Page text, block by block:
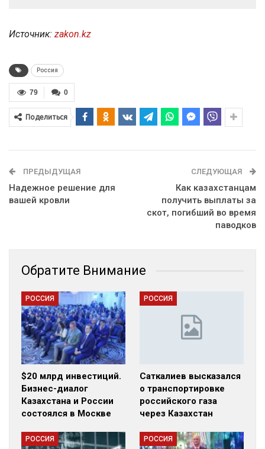
Источник: zakon.kz
Россия
0
79
Поделиться
ПРЕДЫДУЩАЯ
Надежное решение для
вашей кровли
СЛЕДУЮЩАЯ
Как казахстанцам
получить выплаты за
скот, погибший во время
паводков
Обратите Внимание
РОССИЯ
$20 млрд инвестиций.
Бизнес-диалог
Казахстана и России
состоялся в Москве
РОССИЯ
Саткалиев высказался
о транспортировке
российского газа
через Казахстан
РОССИЯ РОССИЯ